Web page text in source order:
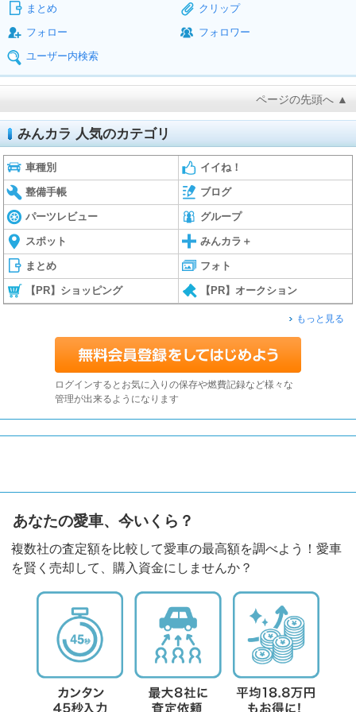
まとめ
クリップ
フォロー
フォロワー
ユーザー内検索
ページの先頭へ ▲
みんカラ 人気のカテゴリ
車種別 イイね！
整備手帳 ブログ
パーツレビュー グループ
スポット みんカラ＋
まとめ フォト
【PR】ショッピング 【PR】オークション
もっと見る
ログインするとお気に入りの保存や燃費記録など様々な
管理が出来るようになります
あなたの愛車、今いくら？
複数社の査定額を比較して愛車の最高額を調べよう！愛車
を賢く売却して、購入資金にしませんか？